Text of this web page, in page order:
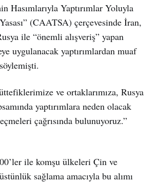
Hasımlarıyla Yaptırımlar Yoluyla
(CAATSA) çerçevesinde İran,
ile “önemli alışveriş” yapan
uygulanacak yaptırımlardan muaf
ve ortaklarımıza, Rusya
yaptırımlara neden olacak
çağrısında bulunuyoruz.”
ile komşu ülkeleri Çin ve
sağlama amacıyla bu alımı